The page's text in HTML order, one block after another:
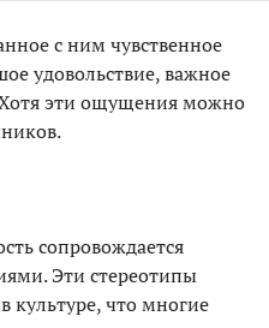
с ним чувственное
удовольствие, важное
Хотя эти ощущения можно
сопровождается
Эти стереотипы
культуре, что многие